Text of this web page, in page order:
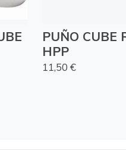
PUÑO CUBE
HPP
11,50 €